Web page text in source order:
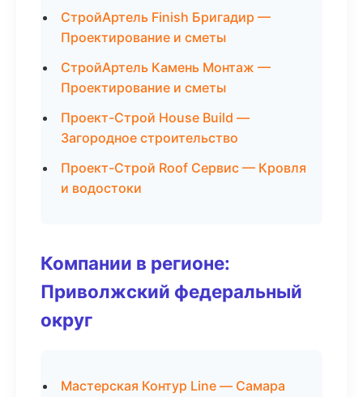
СтройАртель Finish Бригадир —
Проектирование и сметы
СтройАртель Камень Монтаж —
Проектирование и сметы
Проект-Строй House Build —
Загородное строительство
Проект-Строй Roof Сервис — Кровля
и водостоки
Компании в регионе:
Приволжский федеральный
округ
Мастерская Контур Line — Самара